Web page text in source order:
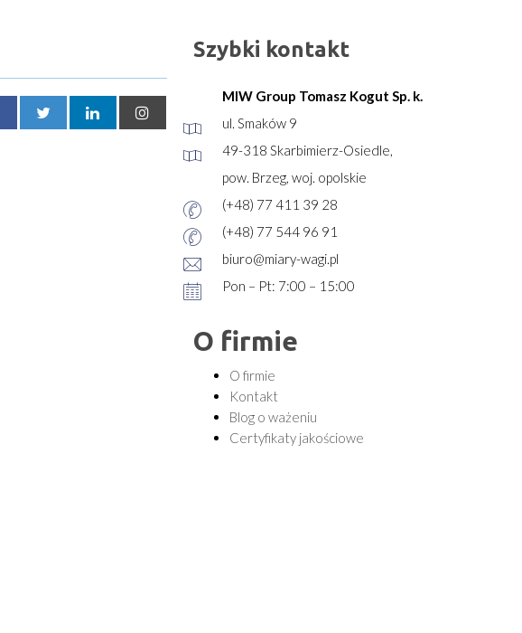
Szybki kontakt
MIW Group Tomasz Kogut Sp. k.
ul. Smaków 9
49-318 Skarbimierz-Osiedle,
pow. Brzeg, woj. opolskie
(+48) 77 411 39 28
(+48) 77 544 96 91
biuro@miary-wagi.pl
Pon – Pt: 7:00 – 15:00
O firmie
O firmie
Kontakt
Blog o ważeniu
Certyfikaty jakościowe